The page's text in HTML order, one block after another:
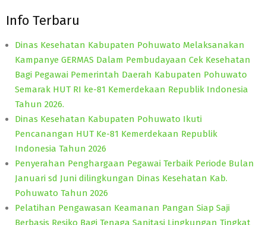
Info Terbaru
Dinas Kesehatan Kabupaten Pohuwato Melaksanakan
Kampanye GERMAS Dalam Pembudayaan Cek Kesehatan
Bagi Pegawai Pemerintah Daerah Kabupaten Pohuwato
Semarak HUT RI ke-81 Kemerdekaan Republik Indonesia
Tahun 2026.
Dinas Kesehatan Kabupaten Pohuwato Ikuti
Pencanangan HUT Ke-81 Kemerdekaan Republik
Indonesia Tahun 2026
Penyerahan Penghargaan Pegawai Terbaik Periode Bulan
Januari sd Juni dilingkungan Dinas Kesehatan Kab.
Pohuwato Tahun 2026
Pelatihan Pengawasan Keamanan Pangan Siap Saji
Berbasis Resiko Bagi Tenaga Sanitasi Lingkungan Tingkat